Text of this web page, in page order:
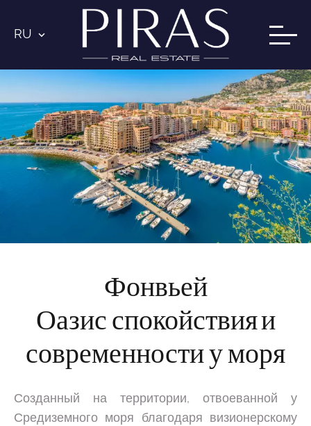
RU
Фонвьей
Оазис спокойствия и
современности у моря
Созданный на территории, отвоеванной у
Средиземного моря благодаря визионерскому